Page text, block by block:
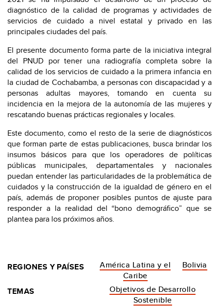
diagnóstico de la calidad de programas y actividades de
servicios de cuidado a nivel estatal y privado en las
principales ciudades del país.
El presente documento forma parte de la iniciativa integral
del PNUD por tener una radiografía completa sobre la
calidad de los servicios de cuidado a la primera infancia en
la ciudad de Cochabamba, a personas con discapacidad y a
personas adultas mayores, tomando en cuenta su
incidencia en la mejora de la autonomía de las mujeres y
rescatando buenas prácticas regionales y locales.
Este documento, como el resto de la serie de diagnósticos
que forman parte de estas publicaciones, busca brindar los
insumos básicos para que los operadores de políticas
públicas municipales, departamentales y nacionales
puedan entender las particularidades de la problemática de
cuidados y la construcción de la igualdad de género en el
país, además de proponer posibles puntos de ajuste para
responder a la realidad del “bono demográfico” que se
plantea para los próximos años.
REGIONES Y PAÍSES
América Latina y el
Caribe
Bolivia
TEMAS
Objetivos de Desarrollo
Sostenible